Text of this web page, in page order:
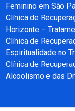
Feminino em São
Clínica de
Horizonte –
Clínica de
Espiritualidade no
Clínica de
Alcoolismo e das